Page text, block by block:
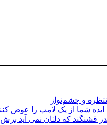
و چشم‌نواز
ایده شما از یک لامپ را عوض
قشنگند که دلتان نمی آید برش